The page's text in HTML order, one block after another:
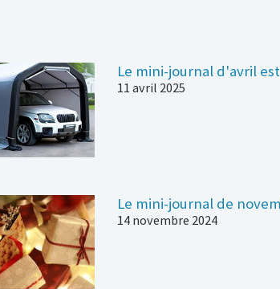
Le mini-journal d'avril
11 avril 2025
Le mini-journal de
14 novembre 2024